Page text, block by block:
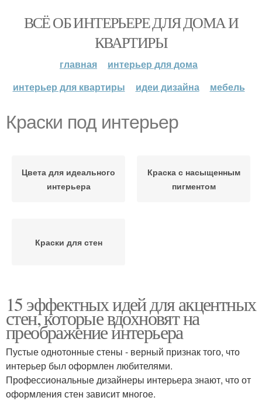
ВСЁ ОБ ИНТЕРЬЕРЕ ДЛЯ ДОМА И
КВАРТИРЫ
главная
интерьер для дома
интерьер для квартиры
идеи дизайна мебель
Краски под интерьер
Цвета для идеального
интерьера
Краска с насыщенным
пигментом
Краски для стен
15 эффектных идей для акцентных
стен, которые вдохновят на
преображение интерьера
Пустые однотонные стены - верный признак того, что
интерьер был оформлен любителями.
Профессиональные дизайнеры интерьера знают, что от
оформления стен зависит многое.